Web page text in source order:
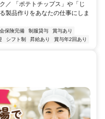
／ 「ポテトチップス」や「じ
製品作りをあなたの仕事にしま
保険完備 制服貸与
賞与あり
シフト制 昇給あり 賞与年2回あり